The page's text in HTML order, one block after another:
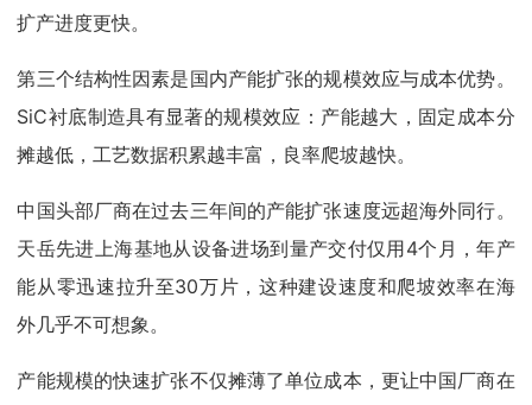
扩产进度更快。
第三个结构性因素是国内产能扩张的规模效应与成本优势。
SiC衬底制造具有显著的规模效应：产能越大，固定成本分
摊越低，工艺数据积累越丰富，良率爬坡越快。
中国头部厂商在过去三年间的产能扩张速度远超海外同行。
天岳先进上海基地从设备进场到量产交付仅用4个月，年产
能从零迅速拉升至30万片，这种建设速度和爬坡效率在海
外几乎不可想象。
产能规模的快速扩张不仅摊薄了单位成本，更让中国厂商在